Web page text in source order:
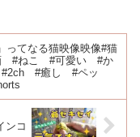
てなる猫映像映像#猫
#ねこ #可愛い #か
#癒し #ペッ
ンコ